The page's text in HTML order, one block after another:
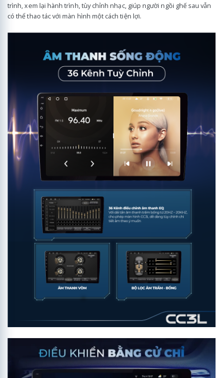
trình, xem lại hành trình, tùy chỉnh nhạc, giúp người ngồi ghế sau vẫn
có thể thao tác với màn hình một cách tiện lợi.